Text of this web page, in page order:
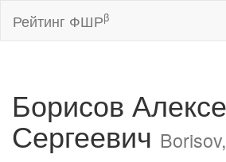
Рейтинг ФШРβ
Борисов
Сергеевич